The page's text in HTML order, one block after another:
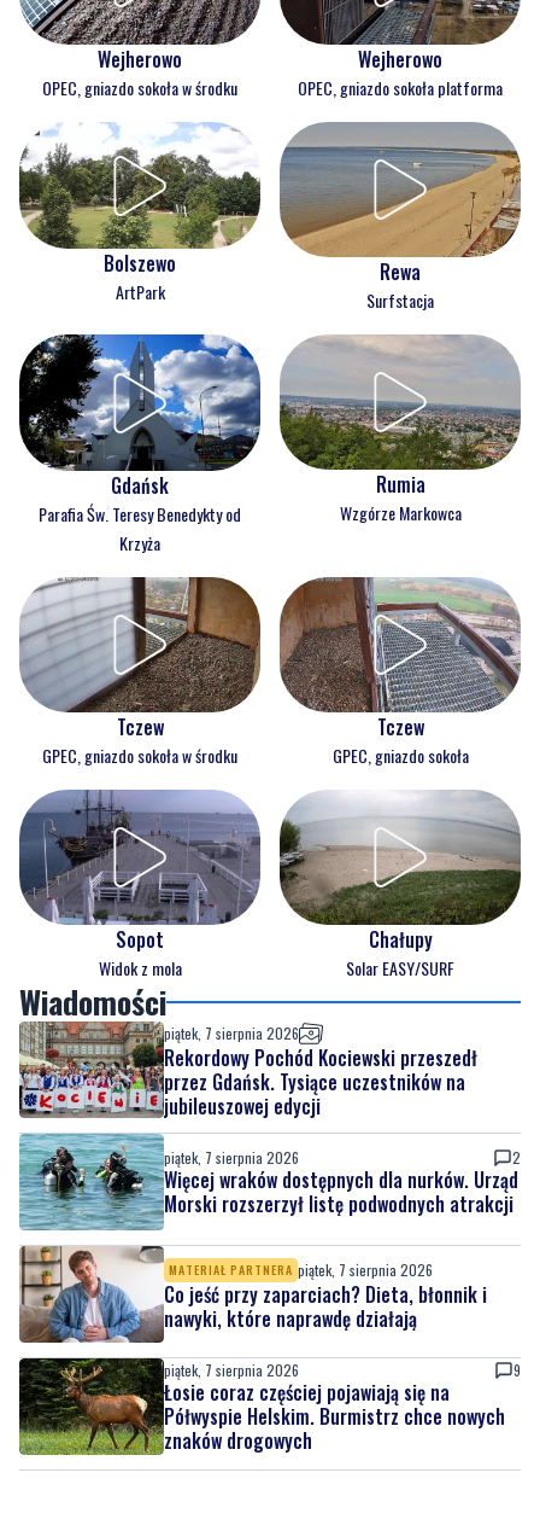
Wejherowo
OPEC, gniazdo sokoła w środku
Wejherowo
OPEC, gniazdo sokoła platforma
Bolszewo
ArtPark
Rewa
Surfstacja
Gdańsk
Parafia Św. Teresy Benedykty od
Krzyża
Rumia
Wzgórze Markowca
Tczew
GPEC, gniazdo sokoła w środku
Tczew
GPEC, gniazdo sokoła
Sopot
Widok z mola
Chałupy
Solar EASY/SURF
Wiadomości
piątek, 7 sierpnia 2026
Rekordowy Pochód Kociewski przeszedł
przez Gdańsk. Tysiące uczestników na
jubileuszowej edycji
piątek, 7 sierpnia 2026 2
Więcej wraków dostępnych dla nurków. Urząd
Morski rozszerzył listę podwodnych atrakcji
MATERIAŁ PARTNERA piątek, 7 sierpnia 2026
Co jeść przy zaparciach? Dieta, błonnik i
nawyki, które naprawdę działają
piątek, 7 sierpnia 2026 9
Łosie coraz częściej pojawiają się na
Półwyspie Helskim. Burmistrz chce nowych
znaków drogowych